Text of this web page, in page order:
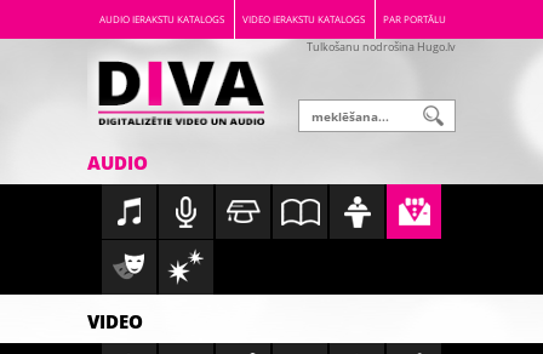
AUDIO IERAKSTU KATALOGS VIDEO IERAKSTU KATALOGS PAR PORTĀLU
Tulkošanu nodrošina Hugo.lv
AUDIO
VIDEO